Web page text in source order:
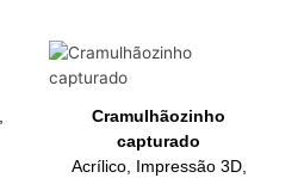
Cramulhãozinho
capturado
Acrílico, Impressão 3D,